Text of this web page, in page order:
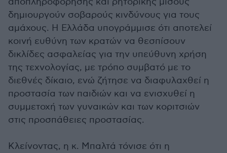
δημιουργούν σοβαρούς κινδύνους για τους
αμάχους. Η Ελλάδα υπογράμμισε ότι αποτελεί
κοινή ευθύνη των κρατών να θεσπίσουν
δικλίδες ασφαλείας για την υπεύθυνη χρήση
της τεχνολογίας, με τρόπο συμβατό με το
διεθνές δίκαιο, ενώ ζήτησε να διαφυλαχθεί η
προστασία των παιδιών και να ενισχυθεί η
συμμετοχή των γυναικών και των κοριτσιών
στις προσπάθειες προστασίας.
Κλείνοντας, η κ. Μπαλτά τόνισε ότι η